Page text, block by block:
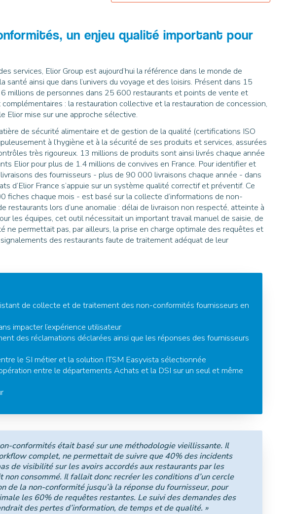
un enjeu qualité important pour
services, Elior Group est aujourd’hui la référence dans le monde de
santé ainsi que dans l’univers du voyage et des loisirs. Présent dans 15
6 millions de personnes dans 25 600 restaurants et points de vente et
: la restauration collective et la restauration de concession,
Elior mise sur une approche sélective.
de sécurité alimentaire et de gestion de la qualité (certifications ISO
à l’hygiène et à la sécurité de ses produits et services, assurées
très rigoureux. 13 millions de produits sont ainsi livrés chaque année
Elior pour plus de 1.4 millions de convives en France. Pour identifier et
des fournisseurs - plus de 90 000 livraisons chaque année - dans
d’Elior France s’appuie sur un système qualité correctif et préventif. Ce
fiches chaque mois - est basé sur la collecte d’informations de non-
restaurants lors d’une anomalie : délai de livraison non respecté, atteinte à
les équipes, cet outil nécessitait un important travail manuel de saisie, de
ne permettait pas, par ailleurs, la prise en charge optimale des requêtes et
des restaurants faute de traitement adéquat de leur
de collecte et de traitement des non-conformités fournisseurs en
impacter l’expérience utilisateur
des réclamations déclarées ainsi que les réponses des fournisseurs
le SI métier et la solution ITSM Easyvista sélectionnée
entre le départements Achats et la DSI sur un seul et même
conformités était basé sur une méthodologie vieillissante. Il
complet, ne permettait de suivre que 40% des incidents
de visibilité sur les avoirs accordés aux restaurants par les
non consommé. Il fallait donc recréer les conditions d’un cercle
de la non-conformité jusqu’à la réponse du fournisseur, pour
les 60% de requêtes restantes. Le suivi des demandes des
des pertes d’information, de temps et de qualité. »